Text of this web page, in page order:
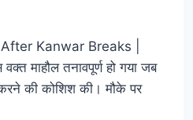
Kanwar Breaks |
माहौल तनावपूर्ण हो गया जब
की कोशिश की। मौके पर